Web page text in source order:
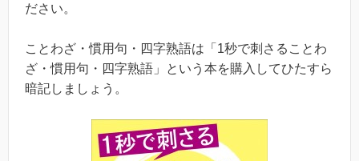
ださい。
ことわざ・慣用句・四字熟語は「1秒で刺さることわ
ざ・慣用句・四字熟語」という本を購入してひたすら
暗記しましょう。